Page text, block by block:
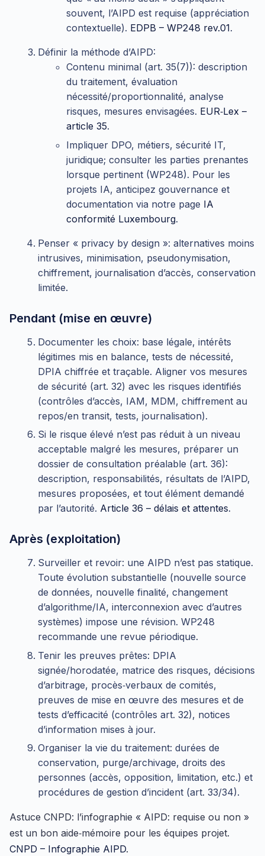
souvent, l’AIPD est requise (appréciation
contextuelle). EDPB – WP248 rev.01.
Définir la méthode d’AIPD:
Contenu minimal (art. 35(7)): description
du traitement, évaluation
nécessité/proportionnalité, analyse
risques, mesures envisagées. EUR‑Lex –
article 35.
Impliquer DPO, métiers, sécurité IT,
juridique; consulter les parties prenantes
lorsque pertinent (WP248). Pour les
projets IA, anticipez gouvernance et
documentation via notre page IA
conformité Luxembourg.
Penser « privacy by design »: alternatives moins
intrusives, minimisation, pseudonymisation,
chiffrement, journalisation d’accès, conservation
limitée.
Pendant (mise en œuvre)
Documenter les choix: base légale, intérêts
légitimes mis en balance, tests de nécessité,
DPIA chiffrée et traçable. Aligner vos mesures
de sécurité (art. 32) avec les risques identifiés
(contrôles d’accès, IAM, MDM, chiffrement au
repos/en transit, tests, journalisation).
Si le risque élevé n’est pas réduit à un niveau
acceptable malgré les mesures, préparer un
dossier de consultation préalable (art. 36):
description, responsabilités, résultats de l’AIPD,
mesures proposées, et tout élément demandé
par l’autorité. Article 36 – délais et attentes.
Après (exploitation)
Surveiller et revoir: une AIPD n’est pas statique.
Toute évolution substantielle (nouvelle source
de données, nouvelle finalité, changement
d’algorithme/IA, interconnexion avec d’autres
systèmes) impose une révision. WP248
recommande une revue périodique.
Tenir les preuves prêtes: DPIA
signée/horodatée, matrice des risques, décisions
d’arbitrage, procès‑verbaux de comités,
preuves de mise en œuvre des mesures et de
tests d’efficacité (contrôles art. 32), notices
d’information mises à jour.
Organiser la vie du traitement: durées de
conservation, purge/archivage, droits des
personnes (accès, opposition, limitation, etc.) et
procédures de gestion d’incident (art. 33/34).
Astuce CNPD: l’infographie « AIPD: requise ou non »
est un bon aide‑mémoire pour les équipes projet.
CNPD – Infographie AIPD.